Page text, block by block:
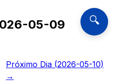
🔍
05-09
Próximo Dia (2026-05-10)
→